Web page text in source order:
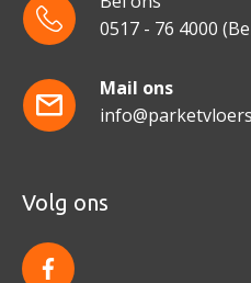
0517 - 76 4000
Mail ons
Volg ons
f